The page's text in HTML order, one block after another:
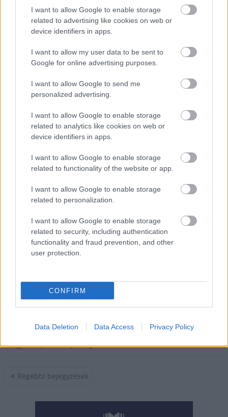
I want to allow Google to enable storage
related to advertising like cookies on web or
device identifiers in apps.
I want to allow my user data to be sent to
Google for online advertising purposes.
I want to allow Google to send me
personalized advertising.
I want to allow Google to enable storage
related to analytics like cookies on web or
device identifiers in apps.
I want to allow Google to enable storage
related to functionality of the website or app.
I want to allow Google to enable storage
related to personalization.
I want to allow Google to enable storage
related to security, including authentication
functionality and fraud prevention, and other
user protection.
CONFIRM
Data Deletion Data Access Privacy Policy
rendkívül fontos a megfelelő lábbeli kiválasztása. Ha
felkészülten vágysz a zöldbe, a gördülékeny haladás és a
biztonság garantált lesz minden családtag számára. Nézzük
mielőtt elhagynád a városi aszfaltot.
Krimpelő fogók: kulcsfontosságú eszköz a
villanyszerelésben
2026.05.20. Támogatott Tartalom
A villanyszerelési
munkálatok során a
mint egy jól élezett
ceruza az íróasztalon.
jelentőségével. De mi is az a krimpelés, és miért tartják
ennyire nélkülözhetetlennek?
Egyéb hirdetés,támogatott tartalom
Bejegyzés
Régebbi bejegyzések